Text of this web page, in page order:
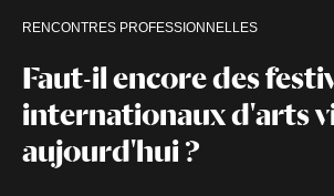
Faut-il encore des
internationaux d'arts
aujourd'hui ?
RENCONTRES PROFESSIONNELLES